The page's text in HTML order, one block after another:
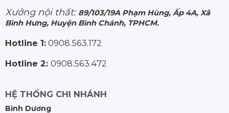
Xưởng nội thất: 89/103/19A Phạm Hùng, Ấp 4A, Xã
Bình Hưng, Huyện Bình Chánh, TPHCM.
Hotline 1:0908.563.172
Hotline 2: 0908.563.472
HỆ THỐNG CHI NHÁNH
Bình Dương